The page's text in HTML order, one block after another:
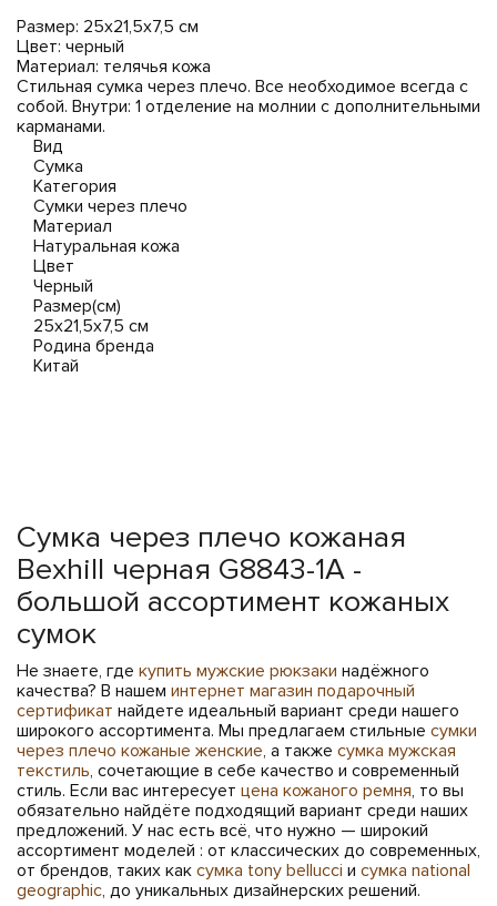
Размер: 25х21,5х7,5 см
Цвет: черный
Материал: телячья кожа
Стильная сумка через плечо. Все необходимое всегда с
собой. Внутри: 1 отделение на молнии с дополнительными
карманами.
Вид
Сумка
Категория
Сумки через плечо
Материал
Натуральная кожа
Цвет
Черный
Размер(см)
25х21,5х7,5 см
Родина бренда
Китай
Сумка через плечо кожаная
Bexhill черная G8843-1A -
большой ассортимент кожаных
сумок
Не знаете, где купить мужские рюкзаки надёжного
качества? В нашем интернет магазин подарочный
сертификат найдете идеальный вариант среди нашего
широкого ассортимента. Мы предлагаем стильные сумки
через плечо кожаные женские, а также сумка мужская
текстиль, сочетающие в себе качество и современный
стиль. Если вас интересует цена кожаного ремня, то вы
обязательно найдёте подходящий вариант среди наших
предложений. У нас есть всё, что нужно — широкий
ассортимент моделей : от классических до современных,
от брендов, таких как сумка tony bellucci и сумка national
geographic, до уникальных дизайнерских решений.